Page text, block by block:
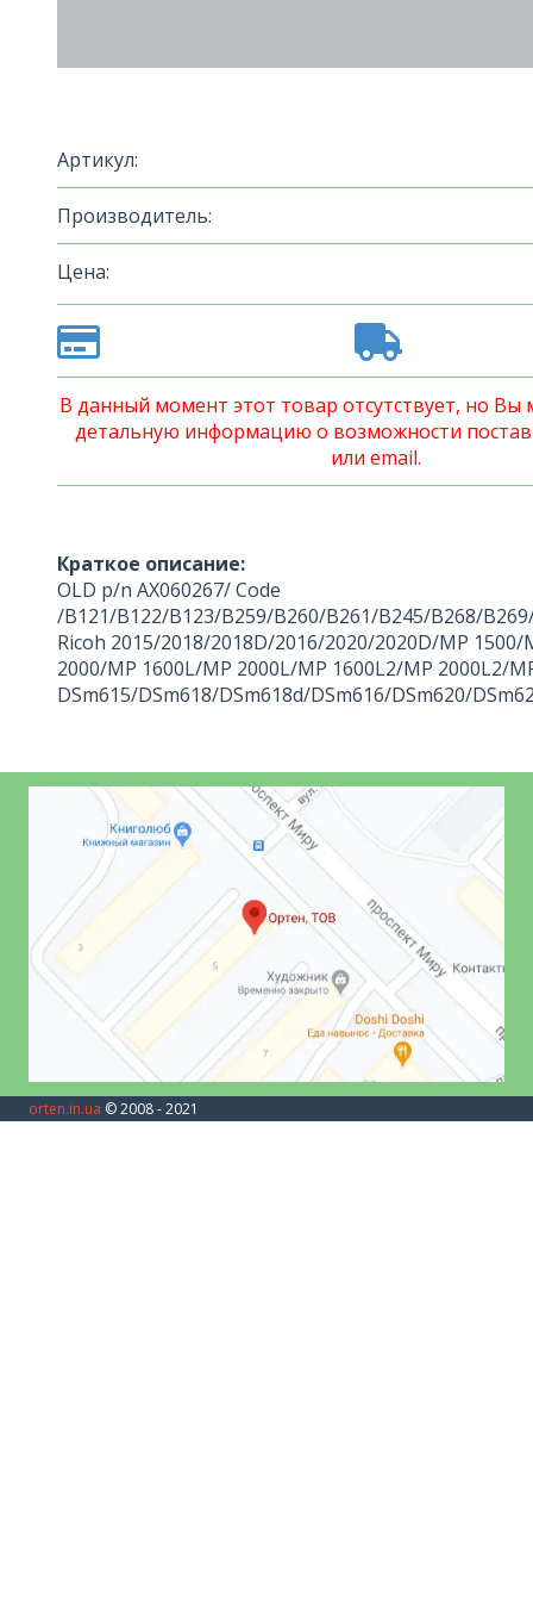
Артикул:
Производитель:
Цена:
В данный момент этот товар отсутствует, но Вы
детальную информацию о возможности
или email.
Краткое описание:
OLD p/n AX060267/ Code
/B121/B122/B123/B259/B260/B261/B245/B268/
Ricoh 2015/2018/2018D/2016/2020/2020D/MP 1500/
2000/MP 1600L/MP 2000L/MP 1600L2/MP 2000L2/
DSm615/DSm618/DSm618d/DSm616/DSm620/
orten.in.ua © 2008 - 2021